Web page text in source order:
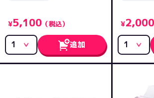
¥5,100 （税込）
追加
¥2,000